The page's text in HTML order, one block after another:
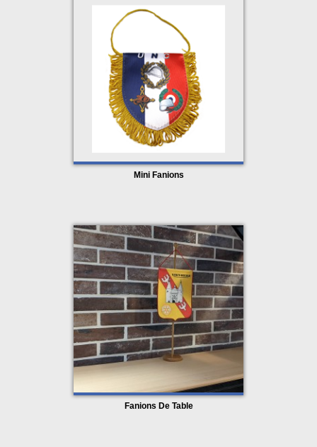
Mini Fanions
Fanions De Table